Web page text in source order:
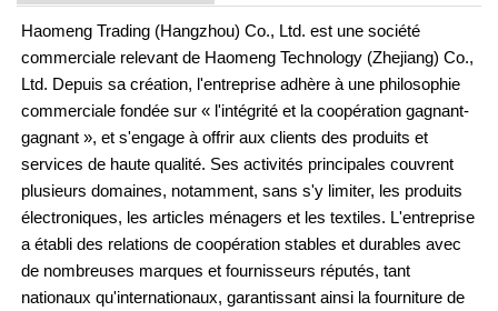
Haomeng Trading (Hangzhou) Co., Ltd. est une société
commerciale relevant de Haomeng Technology (Zhejiang) Co.,
Ltd. Depuis sa création, l'entreprise adhère à une philosophie
commerciale fondée sur « l'intégrité et la coopération gagnant-
gagnant », et s'engage à offrir aux clients des produits et
services de haute qualité. Ses activités principales couvrent
plusieurs domaines, notamment, sans s'y limiter, les produits
électroniques, les articles ménagers et les textiles. L'entreprise
a établi des relations de coopération stables et durables avec
de nombreuses marques et fournisseurs réputés, tant
nationaux qu'internationaux, garantissant ainsi la fourniture de